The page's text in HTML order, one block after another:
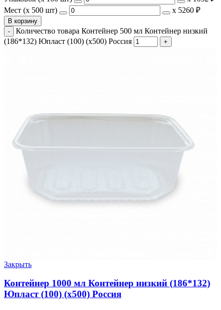
Мест (x 500 шт)
х 5260 ₽
В корзину
Количество товара Контейнер 500 мл Контейнер низкий
(186*132) Юпласт (100) (х500) Россия
Закрыть
Контейнер 1000 мл Контейнер низкий (186*132)
Юпласт (100) (х500) Россия